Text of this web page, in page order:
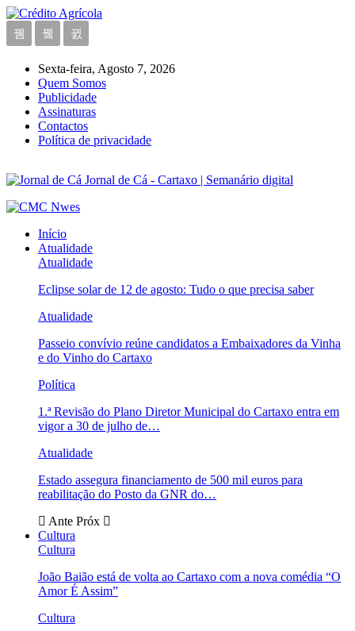
Sexta-feira, Agosto 7, 2026
Quem Somos
Publicidade
Assinaturas
Contactos
Política de privacidade
Jornal de Cá - Cartaxo | Semanário digital
Início
Atualidade
Atualidade
Eclipse solar de 12 de agosto: Tudo o que precisa saber
Atualidade
Passeio convívio reúne candidatos a Embaixadores da Vinha
e do Vinho do Cartaxo
Política
1.ª Revisão do Plano Diretor Municipal do Cartaxo entra em
vigor a 30 de julho de…
Atualidade
Estado assegura financiamento de 500 mil euros para
reabilitação do Posto da GNR do…
Ante Próx
Cultura
Cultura
João Baião está de volta ao Cartaxo com a nova comédia “O
Amor É Assim”
Cultura